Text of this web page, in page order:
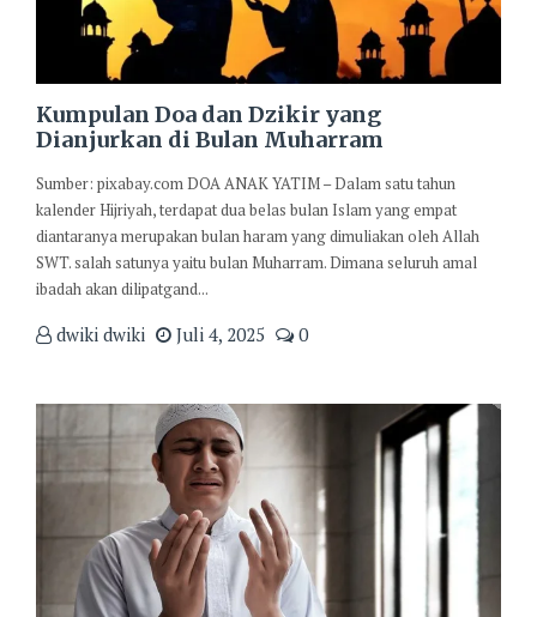
Kumpulan Doa dan Dzikir yang
Dianjurkan di Bulan Muharram
Sumber: pixabay.com DOA ANAK YATIM – Dalam satu tahun
kalender Hijriyah, terdapat dua belas bulan Islam yang empat
diantaranya merupakan bulan haram yang dimuliakan oleh Allah
SWT. salah satunya yaitu bulan Muharram. Dimana seluruh amal
ibadah akan dilipatgand...
dwiki dwiki Juli 4, 2025 0